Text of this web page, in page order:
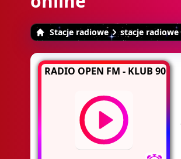
Stacje radiowe stacje radiowe
RADIO OPEN FM - KLUB 90